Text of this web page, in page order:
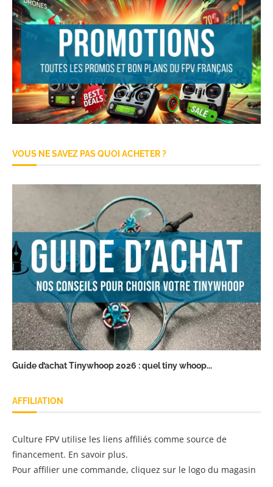
VOUS NE SAVEZ PAS QUOI ACHETER ?
Guide d’achat Tinywhoop 2026 : quel tiny whoop...
AFFILIATION
Culture FPV utilise les liens affiliés comme source de
financement. En savoir plus.
Pour affilier une commande, cliquez sur le logo du magasin